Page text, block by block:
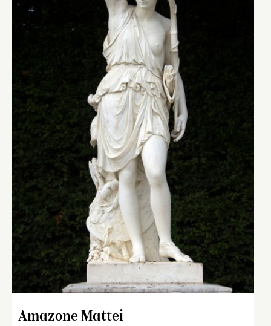
Amazone Mattei